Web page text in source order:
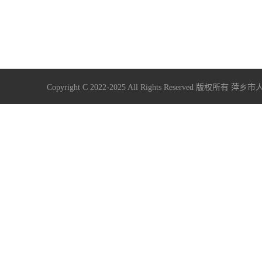
Copyright C 2022-2025 All Rights Reserved 版权所有 萍乡